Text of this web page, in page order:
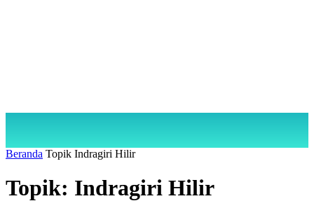
Beranda Topik Indragiri Hilir
Topik: Indragiri Hilir